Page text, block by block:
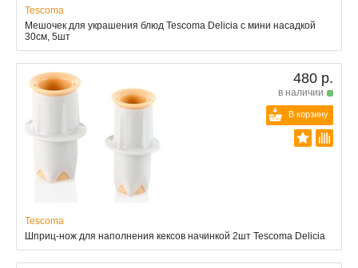
Tescoma
Мешочек для украшения блюд Tescoma Delicia с мини насадкой
30см, 5шт
480 р.
в наличии
В корзину
Tescoma
Шприц-нож для наполнения кексов начинкой 2шт Tescoma Delicia